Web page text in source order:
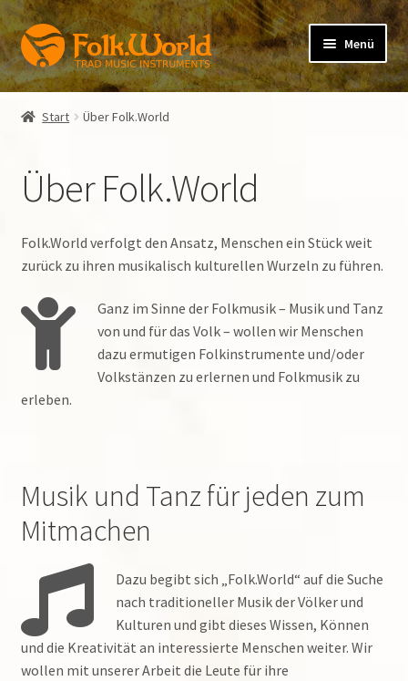
Zur
Navigation
springen
Zum
Inhalt
springen
Menü
folkFlute
folkVoice
Mietkauf
öffnen
Verlag der Spielleute
Warenkorb (0 Artikel)
Start Über Folk.World
Über Folk.World
Folk.World verfolgt den Ansatz, Menschen ein Stück weit
zurück zu ihren musikalisch kulturellen Wurzeln zu führen.
Ganz im Sinne der Folkmusik – Musik und Tanz
von und für das Volk – wollen wir Menschen
dazu ermutigen Folkinstrumente und/oder
Volkstänzen zu erlernen und Folkmusik zu
erleben.
Musik und Tanz für jeden zum
Mitmachen
Dazu begibt sich „Folk.World“ auf die Suche
nach traditioneller Musik der Völker und
Kulturen und gibt dieses Wissen, Können
und die Kreativität an interessierte Menschen weiter. Wir
wollen mit unserer Arbeit die Leute für ihre